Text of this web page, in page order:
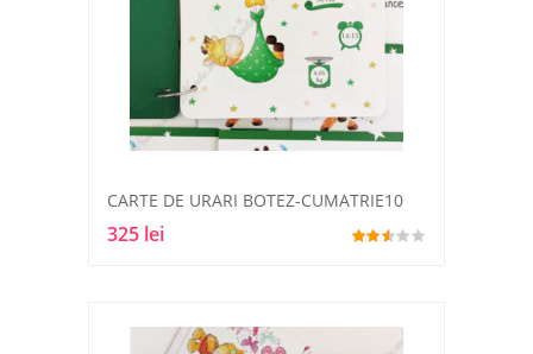
CARTE DE URARI BOTEZ-CUMATRIE10
325 lei